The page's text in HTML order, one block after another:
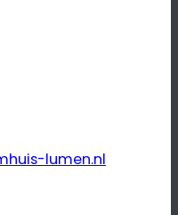
lumen.nl